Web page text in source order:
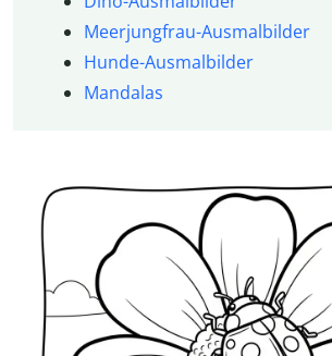
Meerjungfrau-Ausmalbilder
Hunde-Ausmalbilder
Mandalas